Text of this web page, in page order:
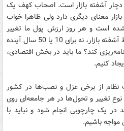
دچار آشفته بازار است. اصحاب کهف یک
بازار معنای دیگری دارد ولی ظاهرا خواب
است و هر روز ارزش پول ما تغییر
می‌کند. چه کسی می‌تواند در شرایط آشفته بازار، نه برای 10 یا 50 سال آینده
بعد برنامه‌ریزی کند؟ ما باید در بخش اقتصادی،
کنیم.
از برخی عزل و نصب‌ها در کشور
تغییر و تحول‌ها در هر جامعه‌ای روی
یک چارچوبی انجام شود و نباید با
باشیم.